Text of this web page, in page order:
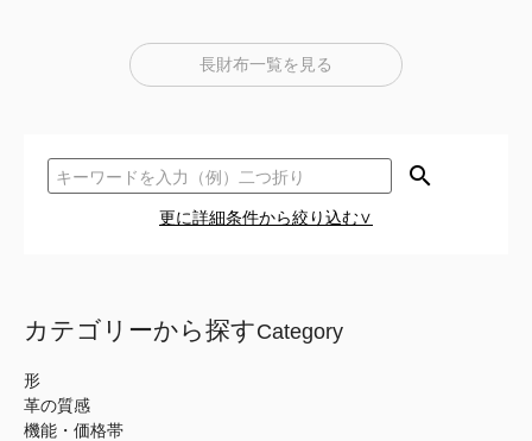
長財布一覧を見る
search
更に詳細条件から絞り込む∨
カテゴリーから探すCategory
形
革の質感
機能・価格帯